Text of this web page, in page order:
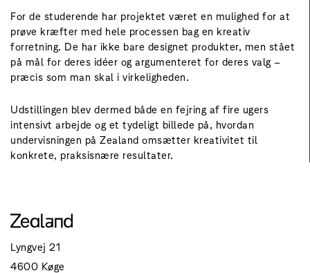
For de studerende har projektet været en mulighed for at
prøve kræfter med hele processen bag en kreativ
forretning. De har ikke bare designet produkter, men stået
på mål for deres idéer og argumenteret for deres valg –
præcis som man skal i virkeligheden.
Udstillingen blev dermed både en fejring af fire ugers
intensivt arbejde og et tydeligt billede på, hvordan
undervisningen på Zealand omsætter kreativitet til
konkrete, praksisnære resultater.
Lyngvej 21
4600 Køge